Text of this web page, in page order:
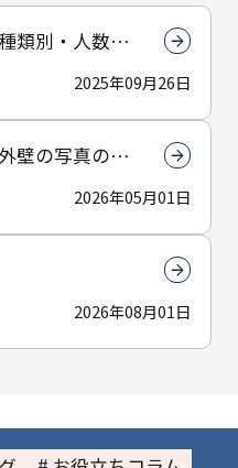
類別・人数別
2025年09月26日
壁の写真の撮
2026年05月01日
2026年08月01日